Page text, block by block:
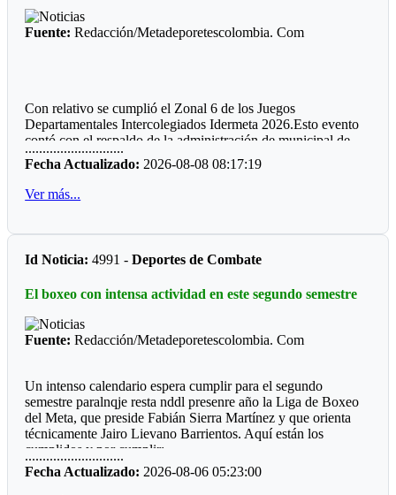
tengan la oportunidad utilizar estos escenarios ubicados en
algunos sectores de nuestra capital.
existencia, y para ello la Junta Directiva está preparando una
reunión para celebrar esa efeméride.
Esperamos que, en los próximos días esta empresa
uno partidos previstos dentro la programación oficial. Esta
Fuente: Redacción/Metadeporetescolombia. Com
Con relativo se cumplió el Zonal 6 de los Juegos
Departamentales Intercolegiados Idermeta 2026.Esto evento
contó con el respaldo de la administración de municipal de
Cumaral.
*Cumare
donde las mujeres son bonitas y los hombres son caballeros,
Precisamente cuentan con unas de las mejores manga de
coleo en el honor a Hernan Braidy.
Deportistas reconocidos por la comunidad :Enrique Braidy
Requiniva, Henry Walter Palma y ahora Leydy Cardozo,
ahora entrenadora de voleibol.
*Cumare4*
............................
Fecha Actualizado: 2026-08-08 08:17:19
Ver más...
Id Noticia: 4991 -Deportes de Combate
El boxeo con intensa actividad en este segundo semestre
Fuente: Redacción/Metadeporetescolombia. Com
Un intenso calendario espera cumplir para el segundo
semestre paralnqje resta nddl presenre año la Liga de Boxeo
del Meta, que preside Fabián Sierra Martínez y que orienta
técnicamente Jairo Lievano Barrientos. Aquí están los
cumplidos y por cumplir:
"Guamal *
............................
Fecha Actualizado: 2026-08-06 05:23:00